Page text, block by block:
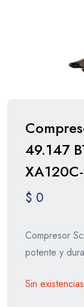
49.147
$ 0
Compresor
potente y
Sin existencias